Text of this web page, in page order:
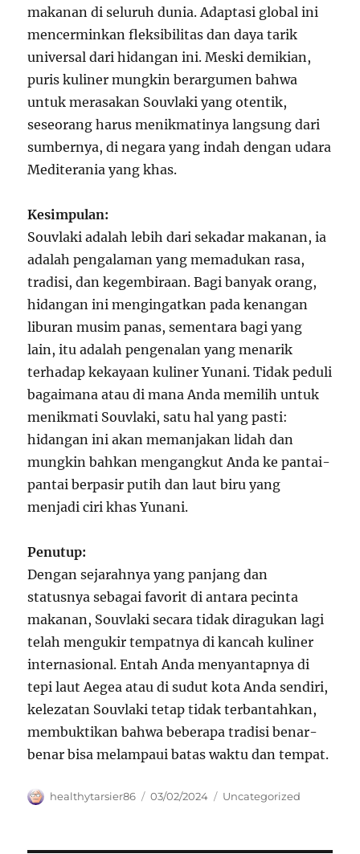
makanan di seluruh dunia. Adaptasi global ini
mencerminkan fleksibilitas dan daya tarik
universal dari hidangan ini. Meski demikian,
puris kuliner mungkin berargumen bahwa
untuk merasakan Souvlaki yang otentik,
seseorang harus menikmatinya langsung dari
sumbernya, di negara yang indah dengan udara
Mediterania yang khas.
Kesimpulan:
Souvlaki adalah lebih dari sekadar makanan, ia
adalah pengalaman yang memadukan rasa,
tradisi, dan kegembiraan. Bagi banyak orang,
hidangan ini mengingatkan pada kenangan
liburan musim panas, sementara bagi yang
lain, itu adalah pengenalan yang menarik
terhadap kekayaan kuliner Yunani. Tidak peduli
bagaimana atau di mana Anda memilih untuk
menikmati Souvlaki, satu hal yang pasti:
hidangan ini akan memanjakan lidah dan
mungkin bahkan mengangkut Anda ke pantai-
pantai berpasir putih dan laut biru yang
menjadi ciri khas Yunani.
Penutup:
Dengan sejarahnya yang panjang dan
statusnya sebagai favorit di antara pecinta
makanan, Souvlaki secara tidak diragukan lagi
telah mengukir tempatnya di kancah kuliner
internasional. Entah Anda menyantapnya di
tepi laut Aegea atau di sudut kota Anda sendiri,
kelezatan Souvlaki tetap tidak terbantahkan,
membuktikan bahwa beberapa tradisi benar-
benar bisa melampaui batas waktu dan tempat.
Author
healthytarsier86
Posted
03/02/2024 Categories
Uncategorized